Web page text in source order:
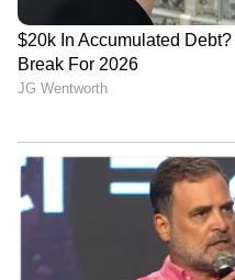
ഉല്‍പ്പന്നങ്ങള്‍ക്കും
7. മൊബൈല്‍
ഉപകരണങ്ങളും
ഇലക്ട്രോണിക്‌സ്
ഉടനടി മാറ്റം